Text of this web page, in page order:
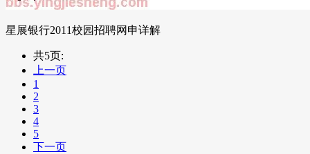
星展银行2011校园招聘网申详解
共5页:
上一页
1
2
3
4
5
下一页